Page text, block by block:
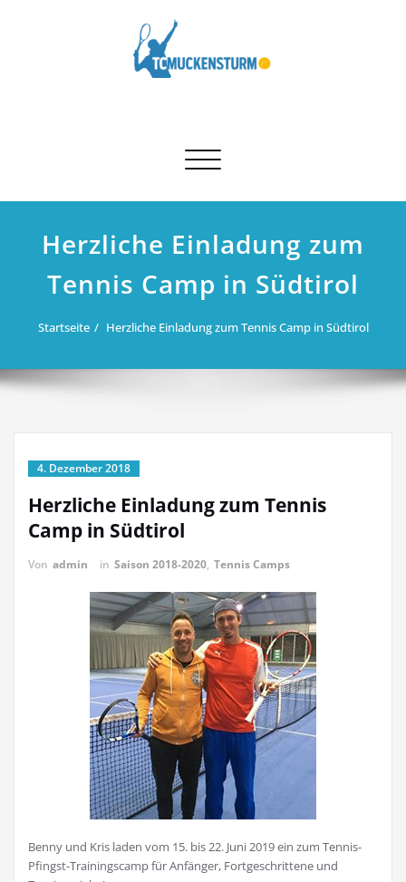
Schalte Navigation
Herzliche Einladung zum
Tennis Camp in Südtirol
Startseite Herzliche Einladung zum Tennis Camp in Südtirol
4. Dezember 2018
Herzliche Einladung zum Tennis
Camp in Südtirol
Von admin in Saison 2018-2020, Tennis Camps
Benny und Kris laden vom 15. bis 22. Juni 2019 ein zum Tennis-
Pfingst-Trainingscamp für Anfänger, Fortgeschrittene und